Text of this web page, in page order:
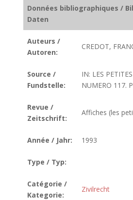
Données bibliographiques /
Daten
Auteurs /
Autoren:
CREDOT,
Source /
Fundstelle:
IN: LES
NUMERO 117.
Revue /
Zeitschrift:
Affiches (les
Année / Jahr: 1993
Type / Typ:
Catégorie /
Kategorie:
Zivilrecht